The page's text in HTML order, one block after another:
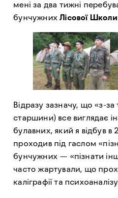
мені за два тижні
бунчужнихЛісової
Відразу зазначу, що «з-
старшини) все виглядає
булавних, який я відбув
проходив під гаслом
бунчужних — «пізнати
часто жартували, що
каліграфії та